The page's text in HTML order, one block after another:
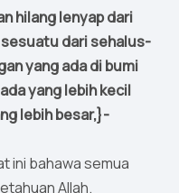
hilang lenyap dari
dari sehalus-
yang ada di bumi
yang lebih kecil
lebih besar,}-
ini bahawa semua
Allah.